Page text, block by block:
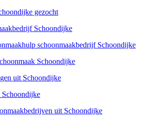
gezocht
Schoondijke
schoonmaakbedrijf Schoondijke
Schoondijke
uit Schoondijke
Schoondijke
uit Schoondijke